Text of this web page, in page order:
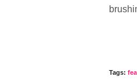
Tags: